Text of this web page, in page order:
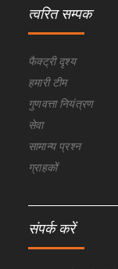
त्वरित सम्पक
फैक्ट्री दृश्य
हमारी टीम
गुणवत्ता नियंत्रण
सेवा
सामान्य प्रश्न
ग्राहकों
संपर्क करें